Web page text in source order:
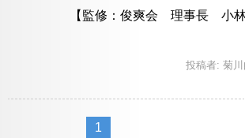
【監修：俊爽会 理事長 小林
投稿者: 菊
1